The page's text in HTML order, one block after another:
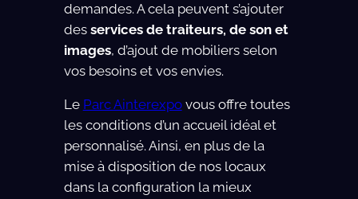
demandes. A cela peuvent s’ajouter
des services de traiteurs, de son et
images, d’ajout de mobiliers selon
vos besoins et vos envies.
Le Parc Ainterexpovous offre toutes
les conditions d’un accueil idéal et
personnalisé. Ainsi, en plus de la
mise à disposition de nos locaux
dans la configuration la mieux